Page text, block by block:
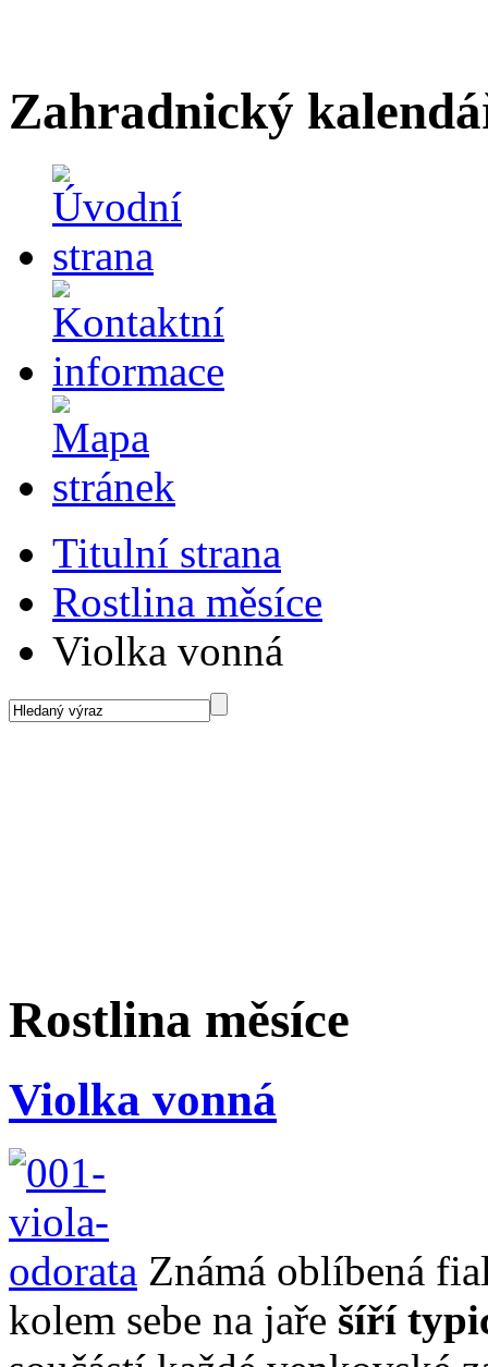
Zahradnický
Titulní strana
Rostlina měsíce
Violka vonná
Rostlina měsíce
Violka vonná
Známá oblíbená
kolem sebe na jaře šíří